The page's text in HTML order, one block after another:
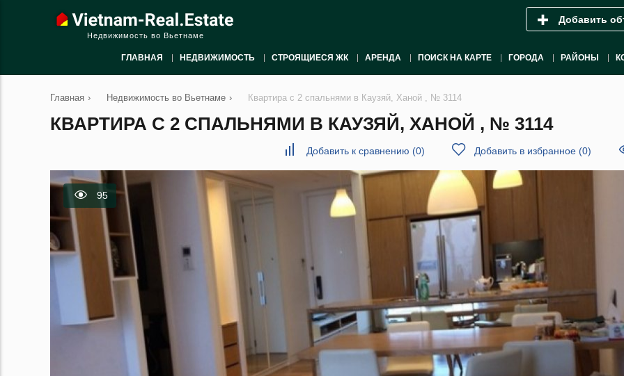
Недвижимость во Вьетнаме
Добавить
ГЛАВНАЯ НЕДВИЖИМОСТЬ СТРОЯЩИЕСЯ ЖК АРЕНДА ПОИСК НА КАРТЕ ГОРОДА РАЙОНЫ
Главная › Недвижимость во Вьетнаме › Квартира с 2 спальнями в Каузяй, Ханой , № 3114
КВАРТИРА С 2 СПАЛЬНЯМИ В КАУЗЯЙ, ХАНОЙ , № 3114
Добавить к сравнению (0) Добавить в избранное (0)
95